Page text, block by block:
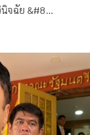
นิจฉัย &#8…